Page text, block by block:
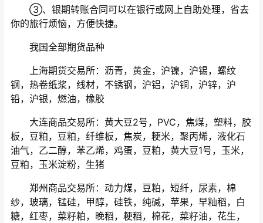
③、银期转账合同可以在银行或网上自助处理，省去
你的旅行烦恼，方便快捷。
我国全部期货品种
上海期货交易所：沥青，黄金，沪镍，沪锡，螺纹
钢，热卷纸浆，线材，不锈钢，沪铝，沪铜，沪锌，沪
铅，沪银，燃油，橡胶
大连商品交易所：黄大豆2号，PVC，焦煤，塑料，胶
板，豆粕，豆粕，纤维板，焦炭，粳米，聚丙烯，液化石
油气，乙二醇，苯乙烯，鸡蛋，豆粕，黄大豆1号，玉米，
豆粕，玉米淀粉，生猪
郑州商品交易所：动力煤，豆粕，短纤，尿素，棉
纱，玻璃，锰硅，甲醇，硅铁，纯碱，苹果，早籼稻，白
糖，红枣，菜籽粕，晚稻，粳稻，棉花，菜籽油，花生，